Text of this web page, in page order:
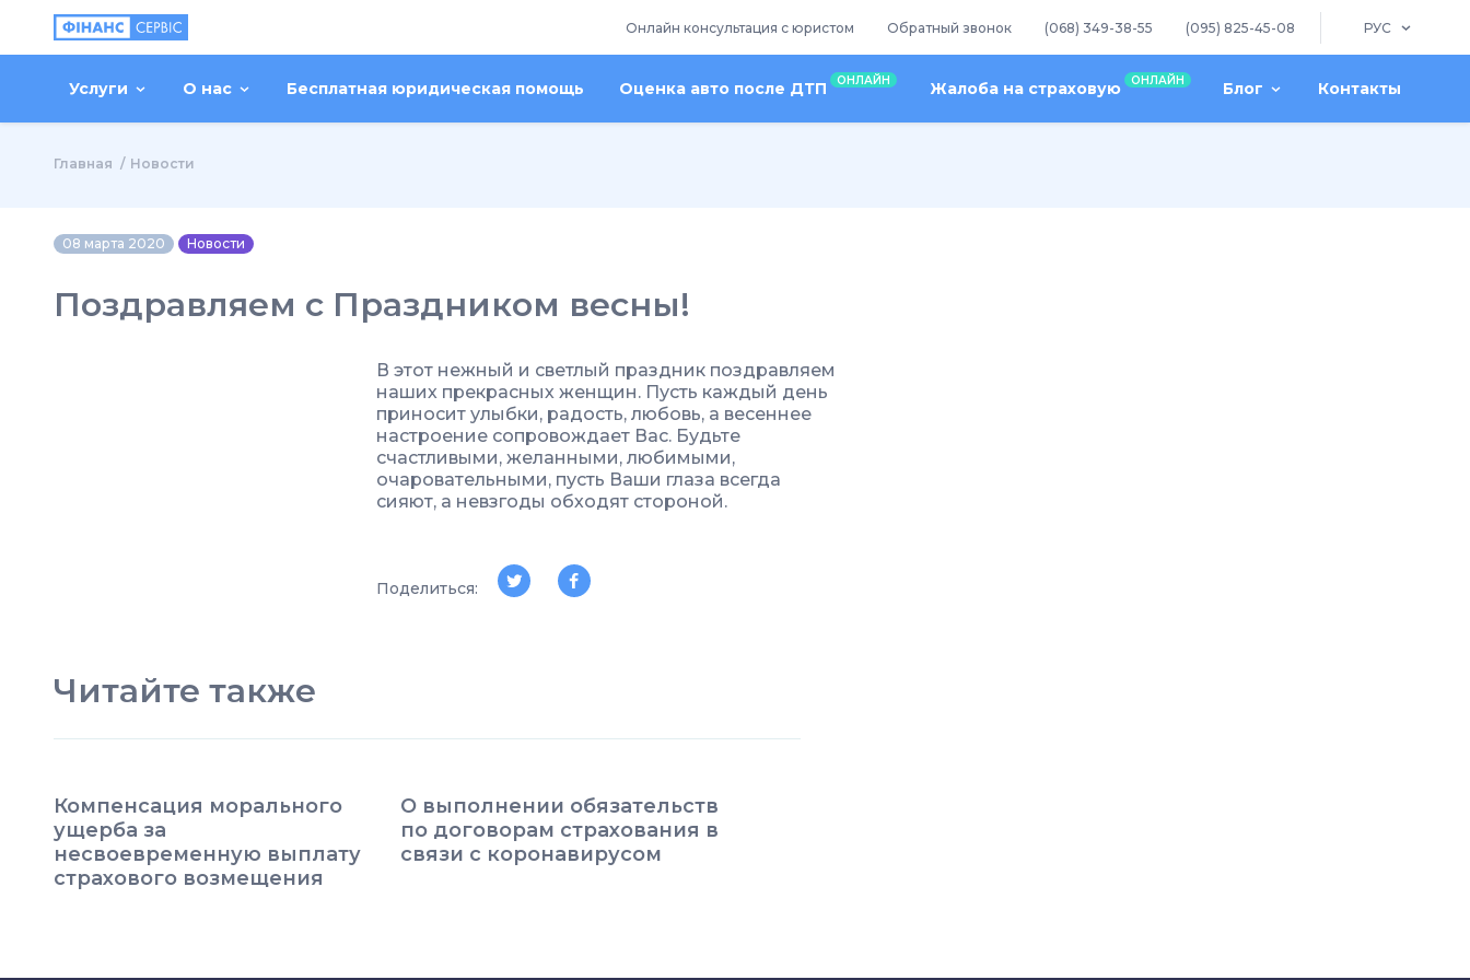
Онлайн консультация с юристом Обратный звонок (068) 349-38-55 (095) 825-45-08 РУС
Услуги О нас Бесплатная юридическая помощь Оценка авто после ДТП ОНЛАЙН Жалоба на страховую ОНЛАЙН Блог Контакты
Главная Новости
08 марта 2020 Новости
Поздравляем с Праздником весны!
В этот нежный и светлый праздник поздравляем
наших прекрасных женщин. Пусть каждый день
приносит улыбки, радость, любовь, а весеннее
настроение сопровождает Вас. Будьте
счастливыми, желанными, любимыми,
очаровательными, пусть Ваши глаза всегда
сияют, а невзгоды обходят стороной.
Поделиться:
Читайте также
Компенсация морального
ущерба за
несвоевременную выплату
страхового возмещения
О выполнении обязательств
по договорам страхования в
связи с коронавирусом